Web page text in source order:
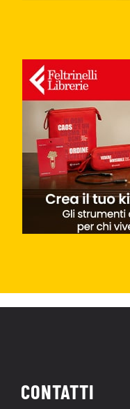
CONTATTI